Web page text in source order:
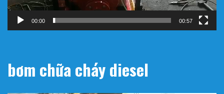
00:00 00:57
bơm chữa cháy diesel